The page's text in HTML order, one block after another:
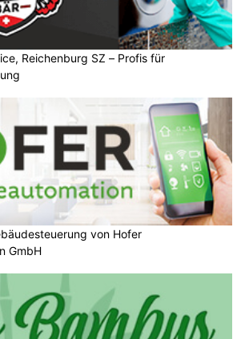
Reichenburg SZ – Profis für
von Hofer
GmbH